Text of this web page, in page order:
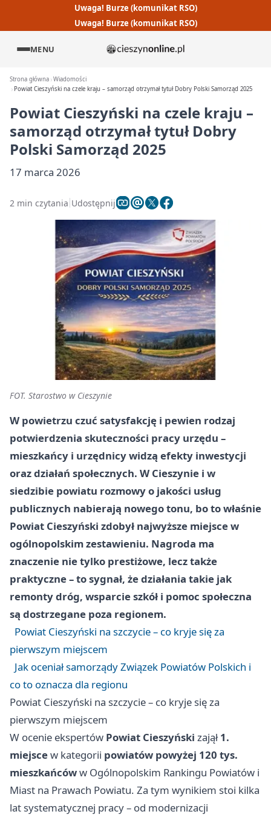
Uwaga! Burze (komunikat RSO)
Uwaga! Burze (komunikat RSO)
MENU
Strona główna Wiadomości
Powiat Cieszyński na czele kraju – samorząd otrzymał tytuł Dobry Polski Samorząd 2025
Powiat Cieszyński na czele kraju –
samorząd otrzymał tytuł Dobry
Polski Samorząd 2025
17 marca 2026
2 min czytania Udostępnij
FOT. Starostwo w Cieszynie
W powietrzu czuć satysfakcję i pewien rodzaj
potwierdzenia skuteczności pracy urzędu –
mieszkańcy i urzędnicy widzą efekty inwestycji
oraz działań społecznych. W Cieszynie i w
siedzibie powiatu rozmowy o jakości usług
publicznych nabierają nowego tonu, bo to właśnie
Powiat Cieszyński zdobył najwyższe miejsce w
ogólnopolskim zestawieniu. Nagroda ma
znaczenie nie tylko prestiżowe, lecz także
praktyczne – to sygnał, że działania takie jak
remonty dróg, wsparcie szkół i pomoc społeczna
są dostrzegane poza regionem.
Powiat Cieszyński na szczycie – co kryje się za
pierwszym miejscem
Jak oceniał samorządy Związek Powiatów Polskich i
co to oznacza dla regionu
Powiat Cieszyński na szczycie – co kryje się za
pierwszym miejscem
W ocenie ekspertów Powiat Cieszyński zajął1.
miejscew kategorii powiatów powyżej 120 tys.
mieszkańcóww Ogólnopolskim Rankingu Powiatów i
Miast na Prawach Powiatu. Za tym wynikiem stoi kilka
lat systematycznej pracy – od modernizacji